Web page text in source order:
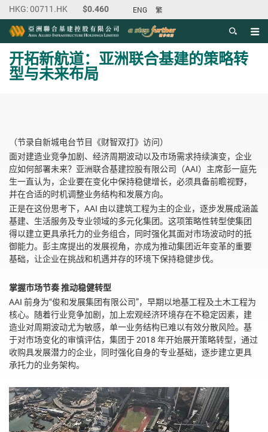
ENG 繁
目录
主内容开始
开拓新航道：亚洲联合基建的策略转
型与未来布局
（节录自新城电台节目《财智双打》访问）
面对建造业竞争加剧、经济周期波动以及市场需求持续演变，企业
应如何部署未来？亚洲联合基建控股有限公司（AAI）主席彭一庭先
生一直认为，企业要在变化中保持稳健增长，必须具备前瞻视野，
并在合适的时机调整业务结构和发展方向。
正是在这份思考下，AAI 由以建筑工程为主的企业，逐步发展成涵盖
基建、生活服务及专业领域的多元化集团。这项策略性转型使集团
得以建立更具承托力的业务组合，同时强化其面对市场波动时的抵
御能力。彭主席提出的发展视角，亦成为推动集团近年变革的重要
基础，让企业在挑战和机遇并存的环境下保持稳健步伐。
掌握市场节奏 推动稳健转型
AAI 前身为“俊和发展集团有限公司”，早期以地基工程及土木工程为
核心。随着行业竞争加剧，加上宏观经济环境存在不稳定因素，建
造业对周期波动尤为敏感，单一业务结构已难以有效分散风险。基
于对市场变化的审慎评估，集团于 2018 年开始展开策略转型，通过
收购具发展潜力的企业，同时强化自身的专业基础，逐步建立更具
承托力的业务架构。